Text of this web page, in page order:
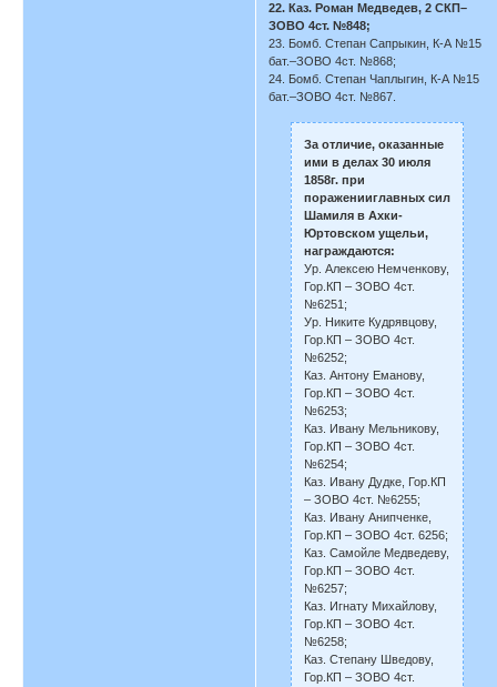
22. Каз. Роман Медведев, 2 СКП–
ЗОВО 4ст. №848;
23. Бомб. Степан Сапрыкин, К-А №15
бат.–ЗОВО 4ст. №868;
24. Бомб. Степан Чаплыгин, К-А №15
бат.–ЗОВО 4ст. №867.
За отличие, оказанные
ими в делах 30 июля
1858г. при
пораженииглавных сил
Шамиля в Ахки-
Юртовском ущельи,
награждаются:
Ур. Алексею Немченкову,
Гор.КП – ЗОВО 4ст.
№6251;
Ур. Никите Кудрявцову,
Гор.КП – ЗОВО 4ст.
№6252;
Каз. Антону Еманову,
Гор.КП – ЗОВО 4ст.
№6253;
Каз. Ивану Мельникову,
Гор.КП – ЗОВО 4ст.
№6254;
Каз. Ивану Дудке, Гор.КП
– ЗОВО 4ст. №6255;
Каз. Ивану Анипченке,
Гор.КП – ЗОВО 4ст. 6256;
Каз. Самойле Медведеву,
Гор.КП – ЗОВО 4ст.
№6257;
Каз. Игнату Михайлову,
Гор.КП – ЗОВО 4ст.
№6258;
Каз. Степану Шведову,
Гор.КП – ЗОВО 4ст.